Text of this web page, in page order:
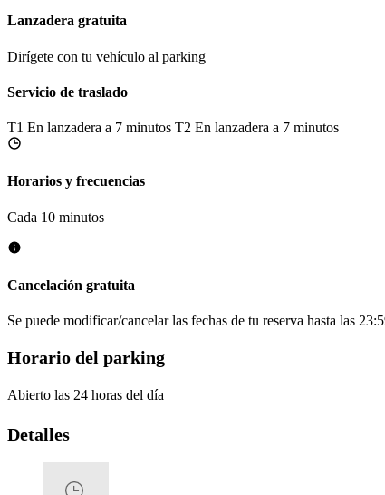
Lanzadera gratuita
Dirígete con tu vehículo al parking
Servicio de traslado
T1 En lanzadera a 7 minutos T2 En lanzadera a 7 minutos
Horarios y frecuencias
Cada 10 minutos
Cancelación gratuita
Se puede modificar/cancelar las fechas de tu reserva hasta las
Horario del parking
Abierto las 24 horas del día
Detalles